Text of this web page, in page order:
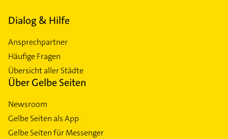
Dialog & Hilfe
Ansprechpartner
Häufige Fragen
Übersicht aller Städte
Über Gelbe Seiten
Newsroom
Gelbe Seiten als App
Gelbe Seiten für Messenger